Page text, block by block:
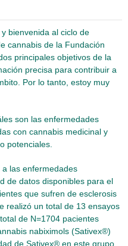
bienvenida al ciclo de
cannabis de la Fundación
principales objetivos de la
precisa para contribuir a
Por lo tanto, estoy muy
son las enfermedades
con cannabis medicinal y
potenciales.
las enfermedades
de datos disponibles para el
que sufren de esclerosis
realizó un total de 13 ensayos
de N=1704 pacientes
nabiximols (Sativex®)
de Sativex® en este grupo